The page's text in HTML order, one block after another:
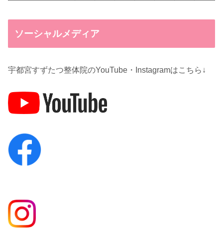
ソーシャルメディア
宇都宮すずたつ整体院のYouTube・Instagramはこちら↓